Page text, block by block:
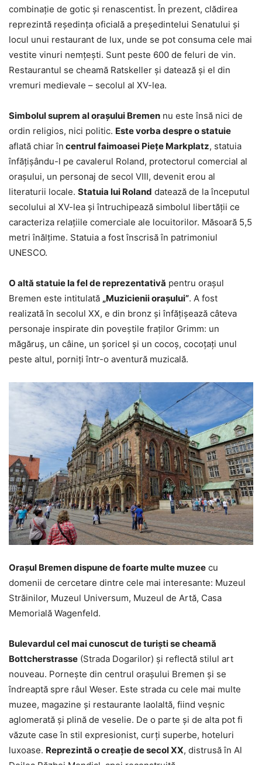
combinație de gotic și renascentist. În prezent, clădirea
reprezintă reședința oficială a președintelui Senatului și
locul unui restaurant de lux, unde se pot consuma cele mai
vestite vinuri nemțești. Sunt peste 600 de feluri de vin.
Restaurantul se cheamă Ratskeller și datează și el din
vremuri medievale – secolul al XV-lea.
Simbolul suprem al orașului Bremen nu este însă nici de
ordin religios, nici politic. Este vorba despre o statuie
aflată chiar în centrul faimoasei Piețe Markplatz, statuia
înfățișându-l pe cavalerul Roland, protectorul comercial al
orașului, un personaj de secol VIII, devenit erou al
literaturii locale. Statuia lui Roland datează de la începutul
secolului al XV-lea și întruchipează simbolul libertății ce
caracteriza relațiile comerciale ale locuitorilor. Măsoară 5,5
metri înălțime. Statuia a fost înscrisă în patrimoniul
UNESCO.
O altă statuie la fel de reprezentativă pentru orașul
Bremen este intitulată „Muzicienii orașului”. A fost
realizată în secolul XX, e din bronz și înfățișează câteva
personaje inspirate din poveștile fraților Grimm: un
măgăruș, un câine, un șoricel și un cocoș, cocoțați unul
peste altul, porniți într-o aventură muzicală.
Orașul Bremen dispune de foarte multe muzee cu
domenii de cercetare dintre cele mai interesante: Muzeul
Străinilor, Muzeul Universum, Muzeul de Artă, Casa
Memorială Wagenfeld.
Bulevardul cel mai cunoscut de turiști se cheamă
Bottcherstrasse (Strada Dogarilor) și reflectă stilul art
nouveau. Pornește din centrul orașului Bremen și se
îndreaptă spre râul Weser. Este strada cu cele mai multe
muzee, magazine și restaurante laolaltă, fiind veșnic
aglomerată și plină de veselie. De o parte și de alta pot fi
văzute case în stil expresionist, curți superbe, hoteluri
luxoase. Reprezintă o creație de secol XX, distrusă în Al